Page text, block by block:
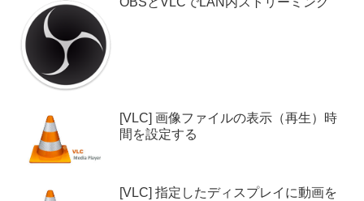
[VLC] 画像ファイルの表示（再生）時
間を設定する
[VLC] 指定したディスプレイに動画を